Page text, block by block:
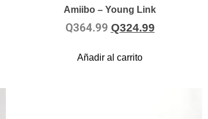
Amiibo – Young Link
Q364.99 Q324.99
Añadir al carrito